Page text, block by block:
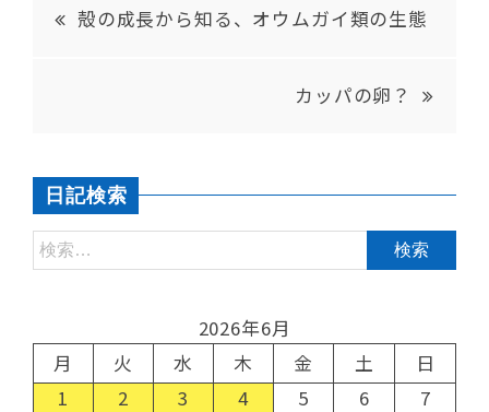
殻の成長から知る、オウムガイ類の生態
カッパの卵？
日記検索
2026年6月
月
火 水 木 金 土
日
1
2 3 4 5 6
7